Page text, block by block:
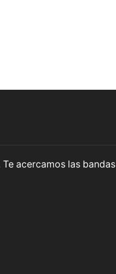
acercamos las bandas